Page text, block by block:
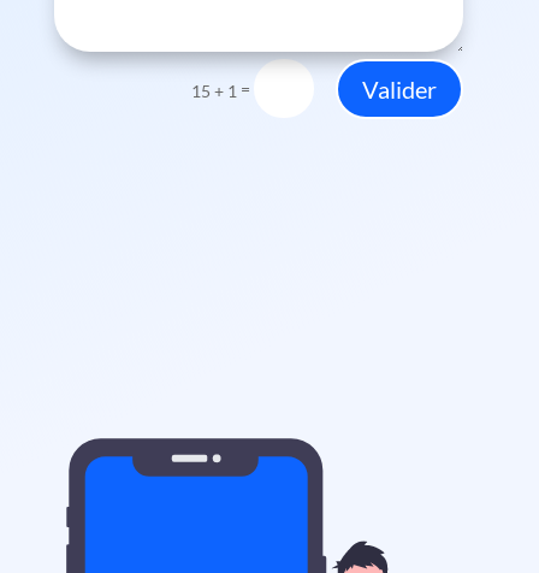
15 + 1 = Valider